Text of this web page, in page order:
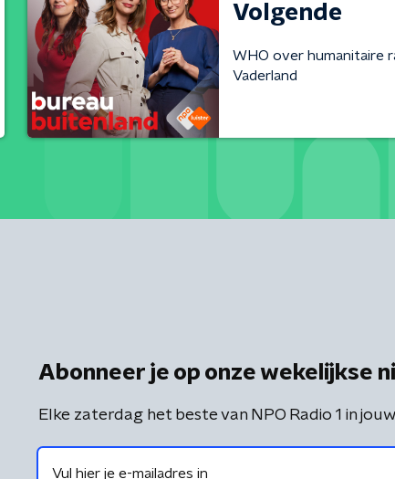
Volgende
WHO over humanitaire
Vaderland
Abonneer je op onze wekelijkse
Elke zaterdag het beste van NPO Radio 1 in